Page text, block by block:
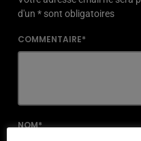
d'un * sont obligatoires
COMMENTAIRE*
NOM*